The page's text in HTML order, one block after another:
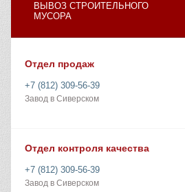
ВЫВОЗ СТРОИТЕЛЬНОГО
МУСОРА
Отдел продаж
+7 (812) 309-56-39
Завод в Сиверском
Отдел контроля качества
+7 (812) 309-56-39
Завод в Сиверском